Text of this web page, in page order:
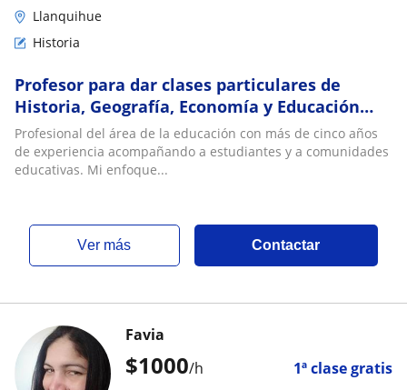
Llanquihue
Historia
Profesor para dar clases particulares de
Historia, Geografía, Economía y Educación
Ciudadana
Profesional del área de la educación con más de cinco años
de experiencia acompañando a estudiantes y a comunidades
educativas. Mi enfoque...
ver más Contactar
$1000/h 1ª clase gratis
Favia